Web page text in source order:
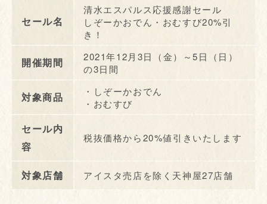
セール名
清水エスパルス応援感謝セール
しぞーかおでん・おむすび20%引
き！
開催期間
2021年12月3日（金）～5日（日）
の3日間
対象商品
・しぞーかおでん
・おむすび
セール内
容
税抜価格から20%値引きいたします
対象店舗 アイスタ売店を除く天神屋27店舗